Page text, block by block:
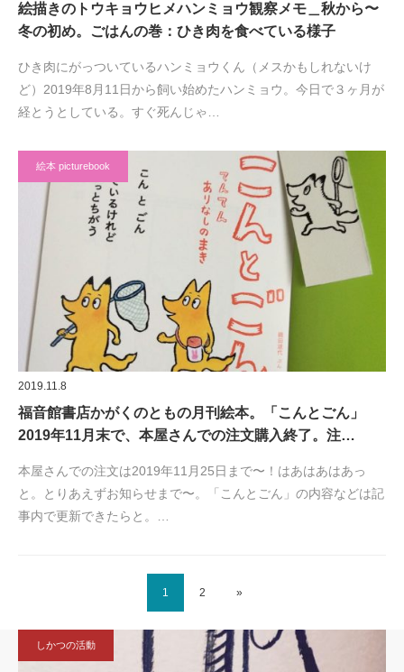
絵描きのトウキョウヒメハンミョウ観察メモ＿秋から〜
冬の初め。ごはんの巻：ひき肉を食べている様子
ひき肉にがっついているハンミョウくん（メスかもしれないけ
ど）2019年8月11日から飼い始めたハンミョウ。今日で３ヶ月が
経とうとしている。すぐ死んじゃ…
絵本 picturebook
2019.11.8
福音館書店かがくのともの月刊絵本。「こんとごん」
2019年11月末で、本屋さんでの注文購入終了。注…
本屋さんでの注文は2019年11月25日まで〜！はあはあはあっ
と。とりあえずお知らせまで〜。「こんとごん」の内容などは記
事内で更新できたらと。…
1 2 »
しかつの活動